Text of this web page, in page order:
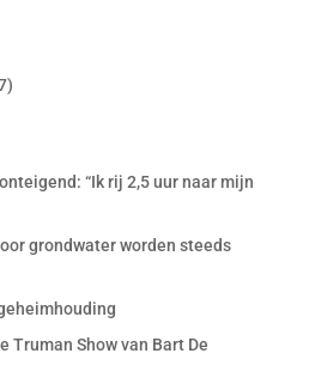
“Ik rij 2,5 uur naar mijn
grondwater worden steeds
Truman Show van Bart De